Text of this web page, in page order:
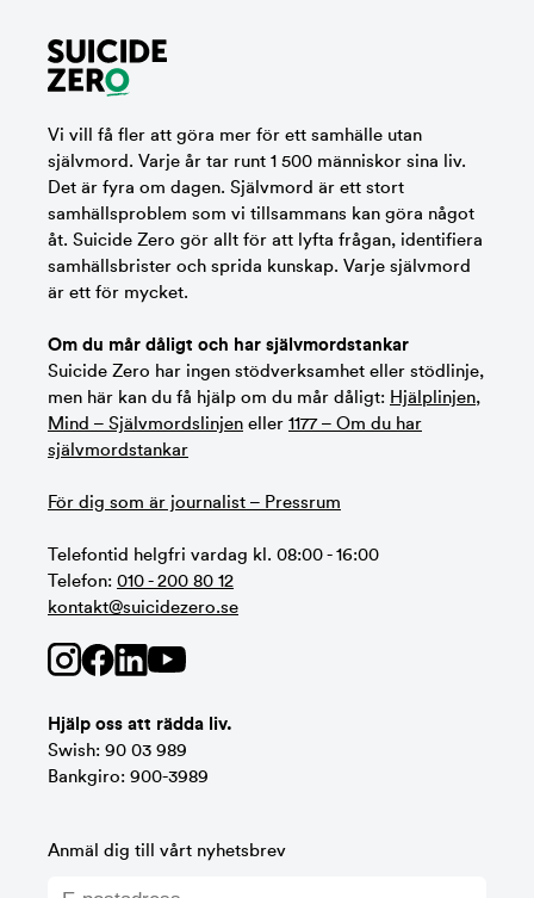
Vi vill få fler att göra mer för ett samhälle utan
självmord. Varje år tar runt 1 500 människor sina liv.
Det är fyra om dagen. Självmord är ett stort
samhällsproblem som vi tillsammans kan göra något
åt. Suicide Zero gör allt för att lyfta frågan, identifiera
samhällsbrister och sprida kunskap. Varje självmord
är ett för mycket.
Om du mår dåligt och har självmordstankar
Suicide Zero har ingen stödverksamhet eller stödlinje,
men här kan du få hjälp om du mår dåligt: Hjälplinjen,
Mind – Självmordslinjen eller 1177 – Om du har
självmordstankar
För dig som är journalist – Pressrum
Telefontid helgfri vardag kl. 08:00 - 16:00
Telefon: 010 - 200 80 12
kontakt@suicidezero.se
Hjälp oss att rädda liv.
Swish: 90 03 989
Bankgiro: 900-3989
Anmäl dig till vårt nyhetsbrev